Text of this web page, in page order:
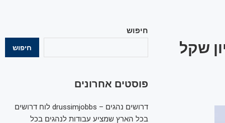
קנס של 11 מיליון שקל
חיפוש
חיפוש
פוסטים אחרונים
דרושים נהגים – drussimjobbs לוח דרושים
בכל הארץ שמציע עבודות לנהגים בכל